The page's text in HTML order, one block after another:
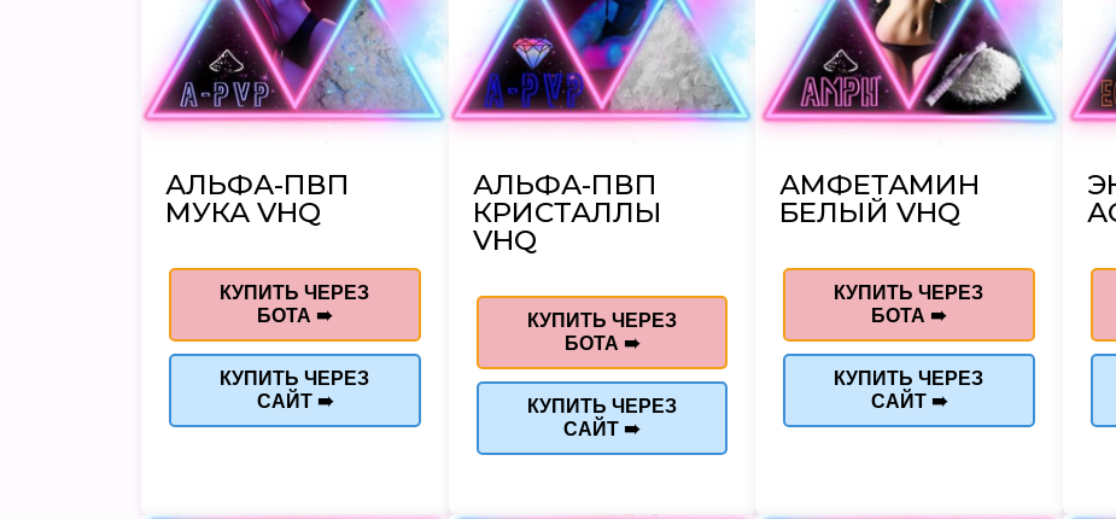
АЛЬФА-ПВП
МУКА VHQ
КУПИТЬ ЧЕРЕЗ
БОТА ➠
КУПИТЬ ЧЕРЕЗ
САЙТ ➠
АЛЬФА-ПВП
КРИСТАЛЛЫ
VHQ
КУПИТЬ ЧЕРЕЗ
БОТА ➠
КУПИТЬ ЧЕРЕЗ
САЙТ ➠
АМФЕТАМИН
БЕЛЫЙ VHQ
КУПИТЬ ЧЕРЕЗ
БОТА ➠
КУПИТЬ ЧЕРЕЗ
САЙТ ➠